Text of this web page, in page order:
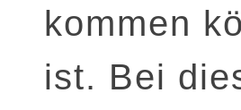
kommen
ist. Bei